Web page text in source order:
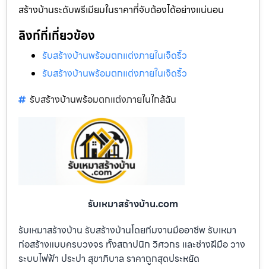
สร้างบ้านระดับพรีเมียมในราคาที่จับต้องได้อย่างแน่นอน
ลิงก์ที่เกี่ยวข้อง
รับสร้างบ้านพร้อมตกแต่งภายในเจ็ดริ้ว
รับสร้างบ้านพร้อมตกแต่งภายในเจ็ดริ้ว
รับสร้างบ้านพร้อมตกแต่งภายในใกล้ฉัน
รับเหมาสร้างบ้าน.com
รับเหมาสร้างบ้าน รับสร้างบ้านโดยทีมงานมืออาชีพ รับเหมา
ก่อสร้างแบบครบวงจร ทั้งสถาปนิก วิศวกร และช่างฝีมือ วาง
ระบบไฟฟ้า ประปา สุขาภิบาล ราคาถูกสุดประหยัด